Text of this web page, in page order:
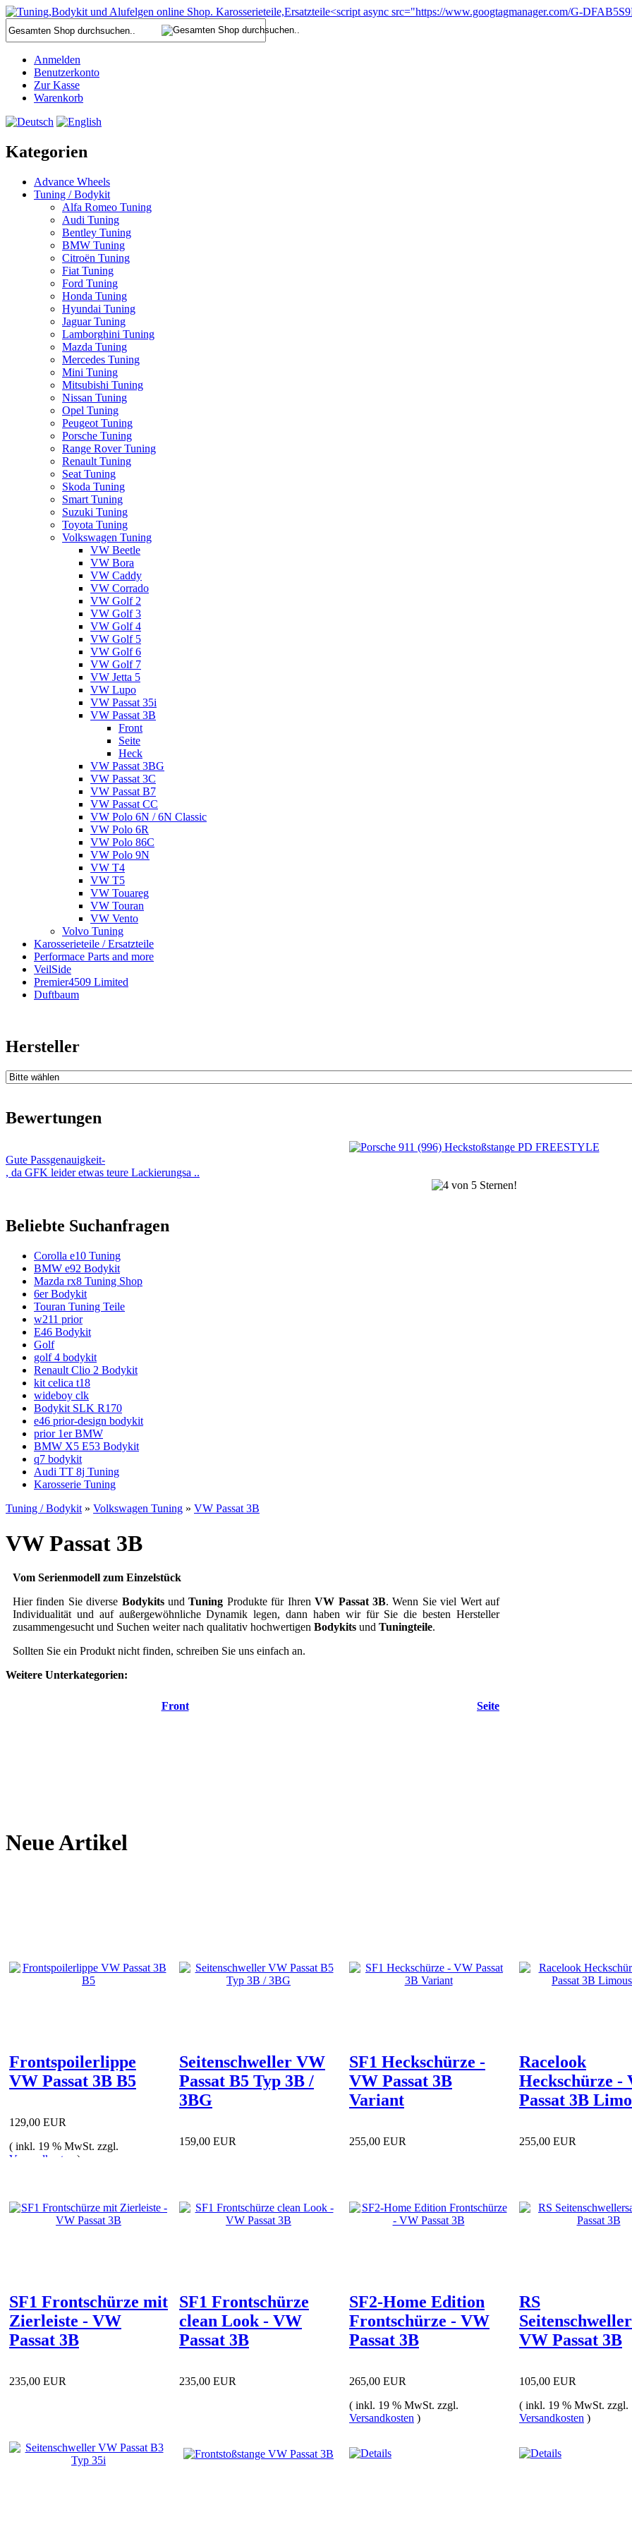
Anmelden
Benutzerkonto
Zur Kasse
Warenkorb
Kategorien
Advance Wheels
Tuning / Bodykit
Alfa Romeo Tuning
Audi Tuning
Bentley Tuning
BMW Tuning
Citroën Tuning
Fiat Tuning
Ford Tuning
Honda Tuning
Hyundai Tuning
Jaguar Tuning
Lamborghini Tuning
Mazda Tuning
Mercedes Tuning
Mini Tuning
Mitsubishi Tuning
Nissan Tuning
Opel Tuning
Peugeot Tuning
Porsche Tuning
Range Rover Tuning
Renault Tuning
Seat Tuning
Skoda Tuning
Smart Tuning
Suzuki Tuning
Toyota Tuning
Volkswagen Tuning
VW Beetle
VW Bora
VW Caddy
VW Corrado
VW Golf 2
VW Golf 3
VW Golf 4
VW Golf 5
VW Golf 6
VW Golf 7
VW Jetta 5
VW Lupo
VW Passat 35i
VW Passat 3B
Front
Seite
Heck
VW Passat 3BG
VW Passat 3C
VW Passat B7
VW Passat CC
VW Polo 6N / 6N Classic
VW Polo 6R
VW Polo 86C
VW Polo 9N
VW T4
VW T5
VW Touareg
VW Touran
VW Vento
Volvo Tuning
Karosserieteile / Ersatzteile
Performace Parts and more
VeilSide
Premier4509 Limited
Duftbaum
Hersteller
Bewertungen
Gute Passgenauigkeit-
, da GFK leider etwas teure Lackierungsa ..
Beliebte Suchanfragen
Corolla e10 Tuning
BMW e92 Bodykit
Mazda rx8 Tuning Shop
6er Bodykit
Touran Tuning Teile
w211 prior
E46 Bodykit
Golf
golf 4 bodykit
Renault Clio 2 Bodykit
kit celica t18
wideboy clk
Bodykit SLK R170
e46 prior-design bodykit
prior 1er BMW
BMW X5 E53 Bodykit
q7 bodykit
Audi TT 8j Tuning
Karosserie Tuning
Tuning / Bodykit » Volkswagen Tuning » VW Passat 3B
VW Passat 3B
Vom Serienmodell zum Einzelstück
Hier finden Sie diverse BodykitsundTuning Produkte für IhrenVW Passat 3B. Wenn Sie viel Wert auf
Individualität und auf außergewöhnliche Dynamik legen, dann haben wir für Sie die besten Hersteller
zusammengesucht und Suchen weiter nach qualitativ hochwertigen Bodykits und Tuningteile.
Sollten Sie ein Produkt nicht finden, schreiben Sie uns einfach an.
Weitere Unterkategorien:
Front Seite
Neue Artikel
Frontspoilerlippe
VW Passat 3B B5
129,00 EUR
( inkl. 19 % MwSt. zzgl.
Versandkosten
)
Seitenschweller VW
Passat B5 Typ 3B /
3BG
159,00 EUR
SF1 Heckschürze -
VW Passat 3B
Variant
255,00 EUR
Racelook
Heckschürze -
Passat 3B
255,00 EUR
SF1 Frontschürze mit
Zierleiste - VW
Passat 3B
235,00 EUR
SF1 Frontschürze
clean Look - VW
Passat 3B
235,00 EUR
SF2-Home Edition
Frontschürze - VW
Passat 3B
265,00 EUR
( inkl. 19 % MwSt. zzgl.
Versandkosten )
RS
VW Passat 3B
105,00 EUR
( inkl. 19 % MwSt. zzgl.
Versandkosten )